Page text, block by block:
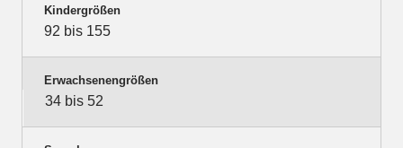
Kindergrößen
92 bis 155
Erwachsenengrößen
34 bis 52